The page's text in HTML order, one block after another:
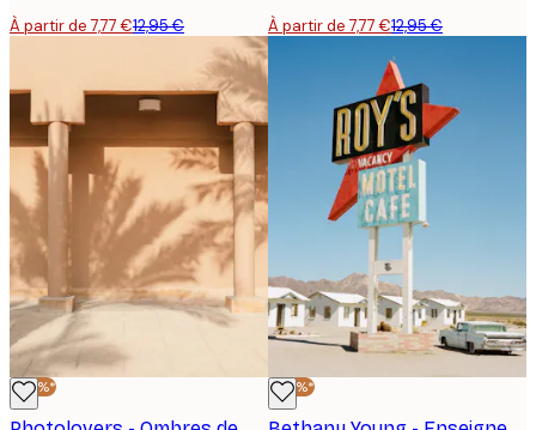
À partir de 7,77 €12,95 € À partir de 7,77 €12,95 €
-40%* -40%*